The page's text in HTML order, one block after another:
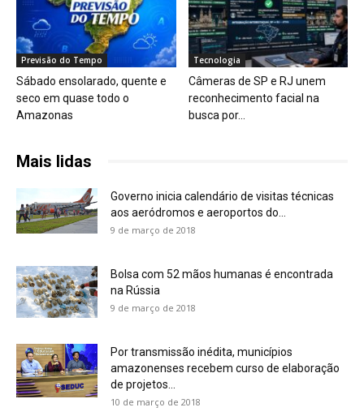
Previsão do Tempo
Sábado ensolarado, quente e
seco em quase todo o
Amazonas
Tecnologia
Câmeras de SP e RJ unem
reconhecimento facial na
busca por...
Mais lidas
Governo inicia calendário de visitas técnicas
aos aeródromos e aeroportos do...
9 de março de 2018
Bolsa com 52 mãos humanas é encontrada
na Rússia
9 de março de 2018
Por transmissão inédita, municípios
amazonenses recebem curso de elaboração
de projetos...
10 de março de 2018